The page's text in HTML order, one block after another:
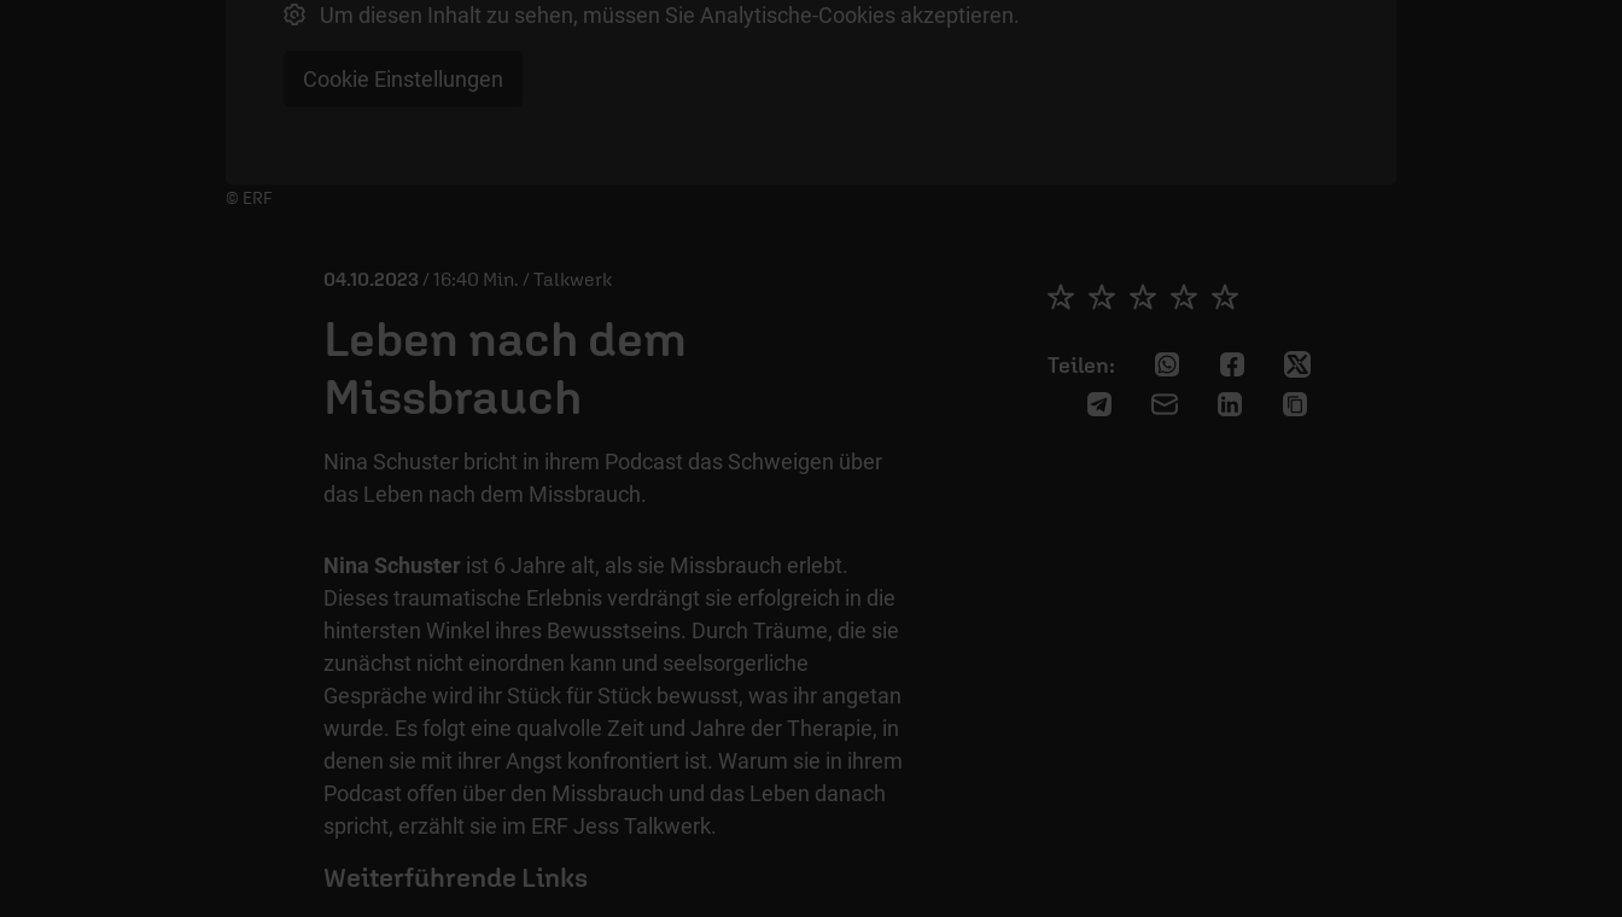
Um diesen Inhalt zu sehen, müssen Sie Analytische-Cookies akzeptieren.
Cookie Einstellungen
Player starten/anhalten
© ERF
04.10.2023 / 16:40 Min. / Talkwerk
Leben nach dem
Missbrauch
Nina Schuster bricht in ihrem Podcast das Schweigen über
das Leben nach dem Missbrauch.
Nina Schuster ist 6 Jahre alt, als sie Missbrauch erlebt.
Dieses traumatische Erlebnis verdrängt sie erfolgreich in die
hintersten Winkel ihres Bewusstseins. Durch Träume, die sie
zunächst nicht einordnen kann und seelsorgerliche
Gespräche wird ihr Stück für Stück bewusst, was ihr angetan
wurde. Es folgt eine qualvolle Zeit und Jahre der Therapie, in
denen sie mit ihrer Angst konfrontiert ist. Warum sie in ihrem
Podcast offen über den Missbrauch und das Leben danach
spricht, erzählt sie im ERF Jess Talkwerk.
Weiterführende Links